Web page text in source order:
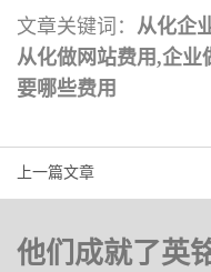
文章关键词： 从化企
从化做网站费用,企业
要哪些费用
上一篇文章
他们成就了英